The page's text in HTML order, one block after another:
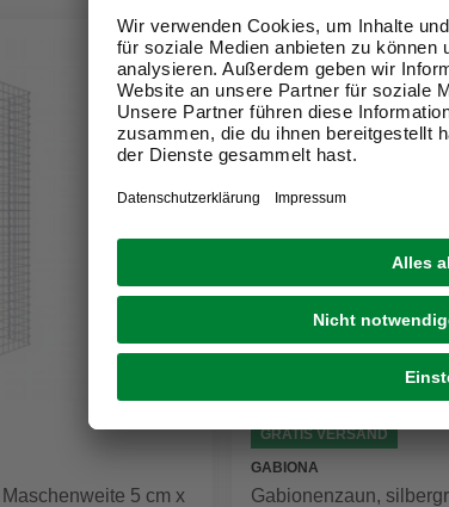
5 cm x
GRATIS VERSAND
GABIONA
Gabionenzaun,